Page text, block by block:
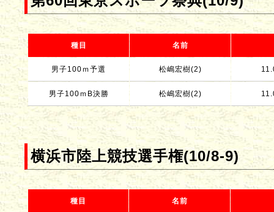
種目 名前
男子100ｍ予選 松嶋宏樹(2)
男子100ｍB決勝 松嶋宏樹(2)
横浜市陸上競技選手権(10/8-9)
種目 名前